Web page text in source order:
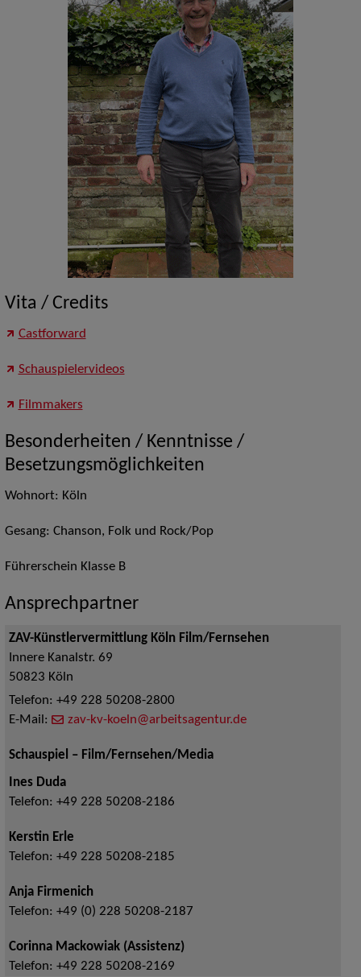
Vita / Credits
Castforward
Schauspielervideos
Filmmakers
Besonderheiten / Kenntnisse /
Besetzungsmöglichkeiten
Wohnort: Köln
Gesang: Chanson, Folk und Rock/Pop
Führerschein Klasse B
Ansprechpartner
ZAV-Künstlervermittlung Köln Film/Fernsehen
Innere Kanalstr. 69
50823 Köln
Telefon: +49 228 50208-2800
E-Mail:
zav-kv-koeln@arbeitsagentur.de
Schauspiel – Film/Fernsehen/Media
Ines Duda
Telefon: +49 228 50208-2186
Kerstin Erle
Telefon: +49 228 50208-2185
Anja Firmenich
Telefon: +49 (0) 228 50208-2187
Corinna Mackowiak (Assistenz)
Telefon: +49 228 50208-2169